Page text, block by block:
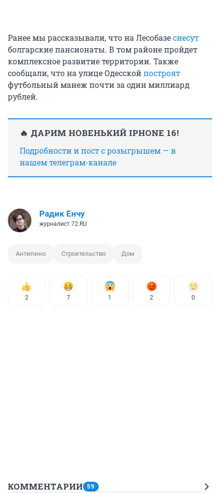
Ранее мы рассказывали, что на Лесобазеснесут
болгарские пансионаты. В том районе пройдет
комплексное развитие территории. Также
сообщали, что на улице Одесскойпостроят
футбольный манеж почти за один миллиард
рублей.
🔥 ДАРИМ НОВЕНЬКИЙ IPHONE 16!
Подробности и пост с розыгрышем — в
нашем телеграм-канале
Радик Енчу
журналист 72.RU
Антипино Строительство Дом
2 7 1 2 0
КОММЕНТАРИИ 59